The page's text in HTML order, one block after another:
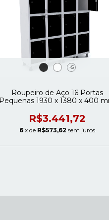
+5
Roupeiro de Aço 16 Portas
Pequenas 1930 x 1380 x 400
R$3.441,72
6 x de R$573,62 sem juros